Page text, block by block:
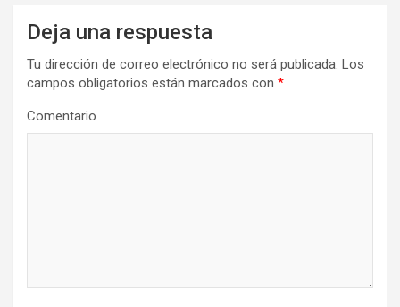
Deja una respuesta
Tu dirección de correo electrónico no será publicada. Los
campos obligatorios están marcados con *
Comentario